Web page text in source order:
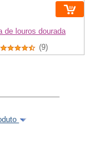
de louros dourada
(9)